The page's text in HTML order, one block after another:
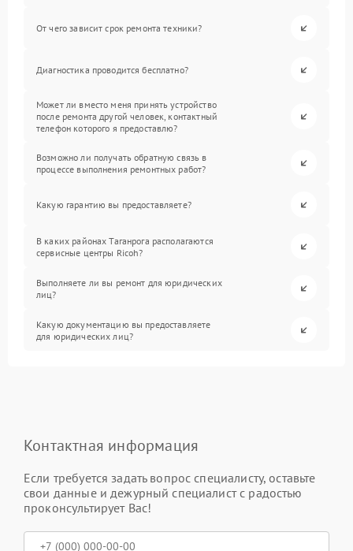
От чего зависит срок ремонта техники?
Диагностика проводится бесплатно?
Может ли вместо меня принять устройство
после ремонта другой человек, контактный
телефон которого я предоставлю?
Возможно ли получать обратную связь в
процессе выполнения ремонтных работ?
Какую гарантию вы предоставляете?
В каких районах Таганрога располагаются
сервисные центры Ricoh?
Выполняете ли вы ремонт для юридических
лиц?
Какую документацию вы предоставляете
для юридических лиц?
Контактная информация
Если требуется задать вопрос специалисту, оставьте
свои данные и дежурный специалист с радостью
проконсультирует Вас!